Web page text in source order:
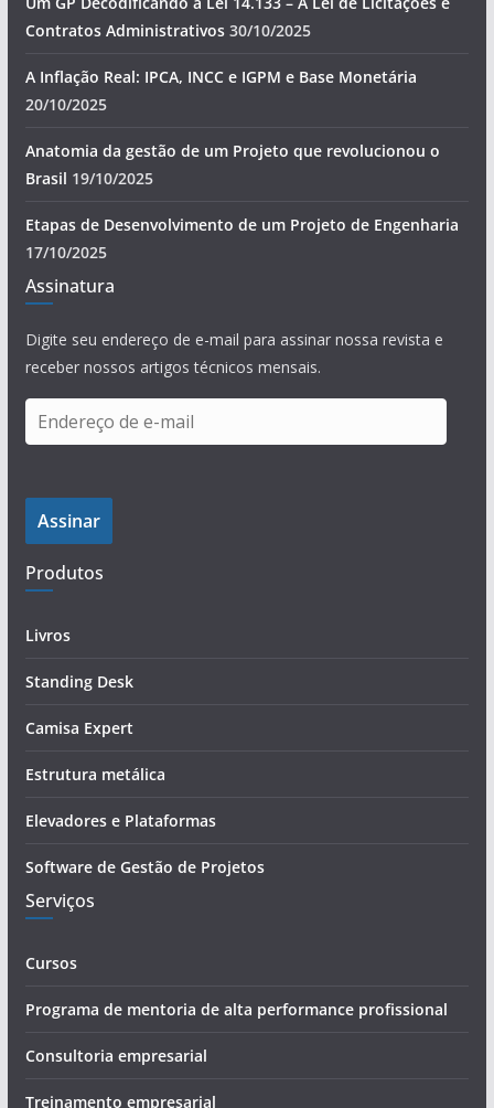
Contratos Administrativos 30/10/2025
A Inflação Real: IPCA, INCC e IGPM e Base Monetária
20/10/2025
Anatomia da gestão de um Projeto que revolucionou o
Brasil 19/10/2025
Etapas de Desenvolvimento de um Projeto de Engenharia
17/10/2025
Assinatura
Digite seu endereço de e-mail para assinar nossa revista e
receber nossos artigos técnicos mensais.
n
e
e
ç
d
e
a
l
Assinar
Produtos
Livros
Standing Desk
Camisa Expert
Estrutura metálica
Elevadores e Plataformas
Software de Gestão de Projetos
Serviços
Cursos
Programa de mentoria de alta performance profissional
Consultoria empresarial
Treinamento empresarial